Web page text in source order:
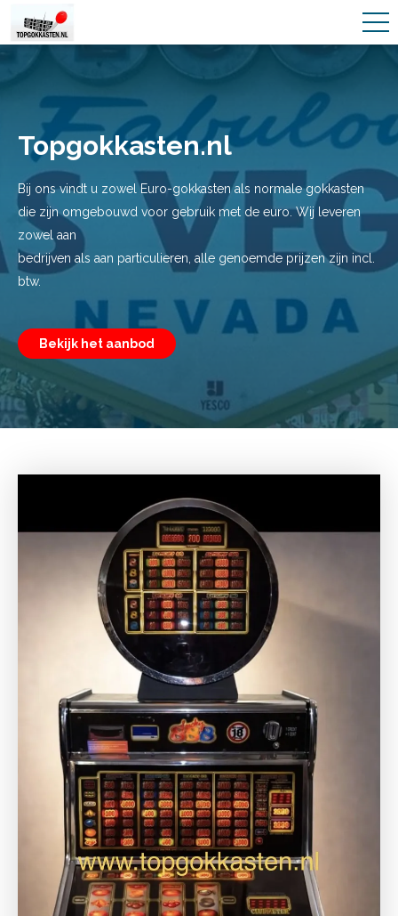
Topgokkasten.nl
Bij ons vindt u zowel Euro-gokkasten als normale gokkasten
die zijn omgebouwd voor gebruik met de euro. Wij leveren
zowel aan
bedrijven als aan particulieren, alle genoemde prijzen zijn incl.
btw.
Bekijk het aanbod